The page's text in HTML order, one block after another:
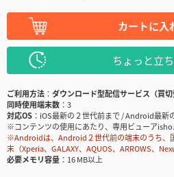
カートに入
ちょっと立
ご利用方法
ダウンロード型配信サービス（買切
同時使用端末数
3
対応OS
iOS最新の２世代前まで / Android最新
※コンテンツの使用にあたり、専用ビューア
※Androidは、Android２世代前の端末のうち、
末（Xperia、GALAXY、AQUOS、ARROWS、
必要メモリ容量
16 MB以上